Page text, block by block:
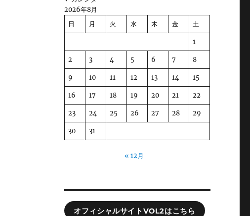
2026年8月
日
月 火 水 木 金 土
1
2 3 4 5 6 7 8
9 10 11 12 13 14 15
16 17 18 19 20 21 22
23 24 25 26 27 28 29
30 31
« 12月
オフィシャルサイトVOL2はこちら